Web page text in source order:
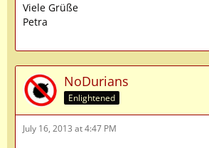
Viele Grüße
Petra
NoDurians
Enlightened
July 16, 2013 at 4:47 PM